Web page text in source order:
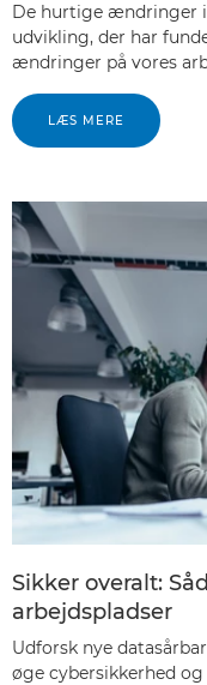
De hurtige ændringer
udvikling, der har
ændringer på vores
LÆS MERE
Sikker overalt:
arbejdspladser
Udforsk nye
øge cybersikkerhed